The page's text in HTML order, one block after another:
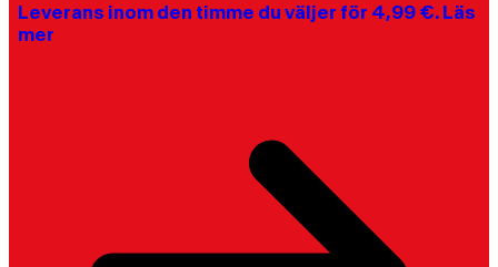
Leverans inom den timme du väljer för 4,99 €. Läs
mer